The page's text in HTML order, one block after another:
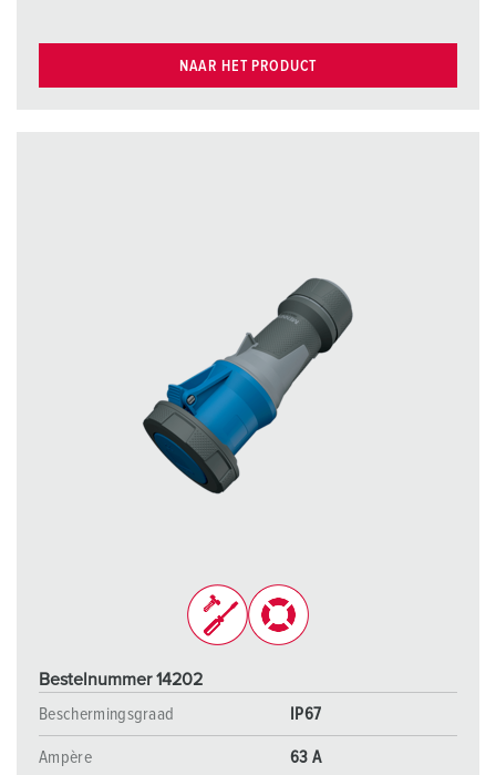
NAAR HET PRODUCT
Bestelnummer 14202
Beschermingsgraad
IP67
Ampère 63 A